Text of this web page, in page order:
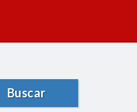
Buscar